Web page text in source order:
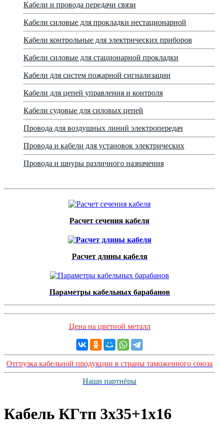
Кабели и провода передачи связи
Кабели силовые для прокладки нестационарной
Кабели контрольные для электрических приборов
Кабели силовые для стационарной прокладки
Кабели для систем пожарной сигнализации
Кабели для цепей управления и контроля
Кабели судовые для силовых цепей
Провода для воздушных линий электропередач
Провода и кабели для установок электрических
Провода и шнуры различного назначения
Расчет сечения кабеля
Расчет длины кабеля
Параметры кабельных барабанов
Цена на цветной металл
Отгрузка кабельной продукции в страны таможенного союза
Наши партнёры
Кабель КГтп 3х35+1х16